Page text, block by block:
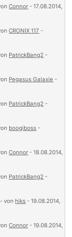
Connor - 17.08.2014,
CRONIX 117 -
PatrickBang2 -
Pegasus Galaxie -
PatrickBang2 -
boogiboss -
Connor - 18.08.2014,
PatrickBang2 -
- von hiks - 19.08.2014,
Connor - 19.08.2014,